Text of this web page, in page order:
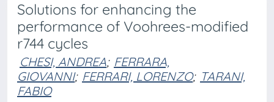
Solutions for enhancing the
performance of Voohrees-modified
r744 cycles
CHESI, ANDREA; FERRARA,
GIOVANNI; FERRARI, LORENZO; TARANI,
FABIO